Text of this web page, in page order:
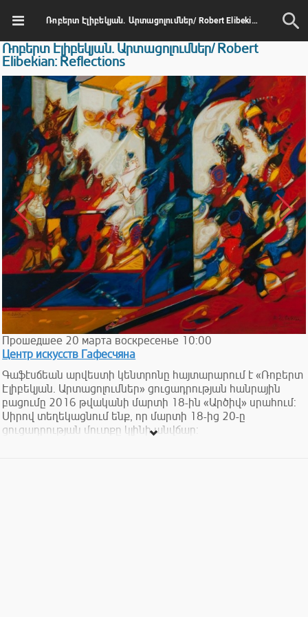
Ռոբերտ Էլիբեկյան. Արտացոլումներ/ Robert Elibekian: Reflections
Ռոբերտ Էլիբեկյան. Արտացոլումներ/ Robert
Elibekian: Reflections
Прошедшее 20 марта воскресенье 10:00
Центр искусств Гафесчяна
Գաֆէսճեան արվեստի կենտրոնը հայտարարում է «Ռոբերտ
Էլիբեկյան. Արտացոլումներ» ցուցադրության հանրային
բացումը 2016 թվականի մարտի 18-ին «Արծիվ» սրահում:
Սիրով տեղեկացնում ենք, որ մարտի 18-ից 20-ը
ցուցադրության մուտքը կլինի անվճար: